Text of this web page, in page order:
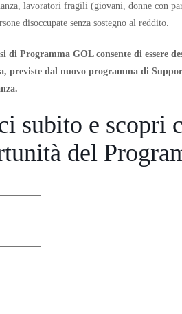
lavoratori fragili (giovani, donne con
disoccupate senza sostegno al reddito.
di Programma GOL consente di essere
previste dal nuovo programma di
subito e scopri
del